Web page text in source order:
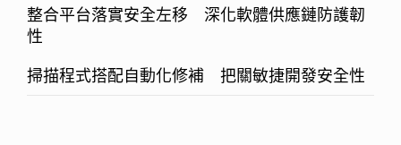
整合平台落實安全左移 深化軟體供應鏈防護韌
性
掃描程式搭配自動化修補 把關敏捷開發安全性